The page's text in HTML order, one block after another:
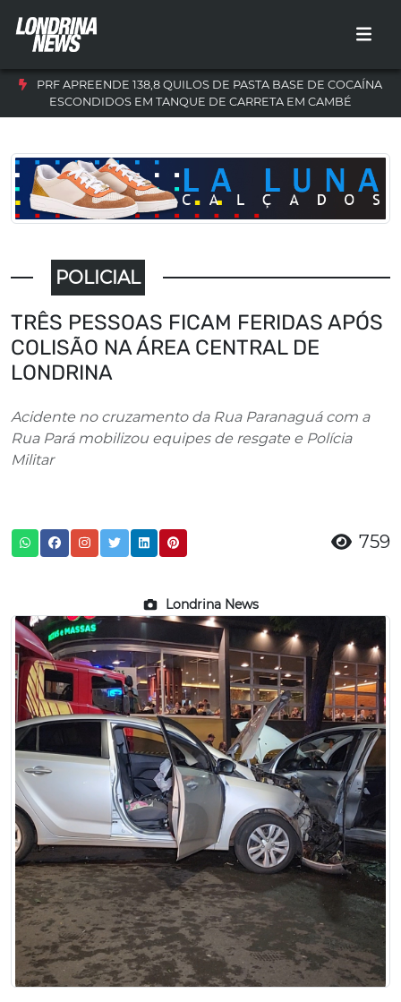
PRF APREENDE 138,8 QUILOS DE PASTA BASE DE COCAÍNA
ESCONDIDOS EM TANQUE DE CARRETA EM CAMBÉ
POLICIAL
TRÊS PESSOAS FICAM FERIDAS APÓS
COLISÃO NA ÁREA CENTRAL DE
LONDRINA
Acidente no cruzamento da Rua Paranaguá com a
Rua Pará mobilizou equipes de resgate e Polícia
Militar
759
Londrina News